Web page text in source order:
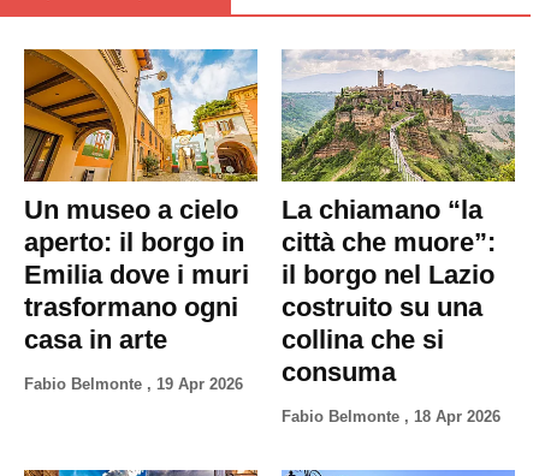
Un museo a cielo
aperto: il borgo in
Emilia dove i muri
trasformano ogni
casa in arte
Fabio Belmonte , 19 Apr 2026
La chiamano “la
città che muore”:
il borgo nel Lazio
costruito su una
collina che si
consuma
Fabio Belmonte , 18 Apr 2026